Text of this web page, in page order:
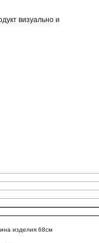
визуально и
изделия 68см